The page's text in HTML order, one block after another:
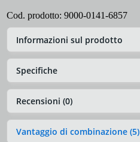
Cod. prodotto: 9000-0141-6857
Informazioni sul prodotto
Specifiche
Recensioni (0)
Vantaggio di combinazione (5)